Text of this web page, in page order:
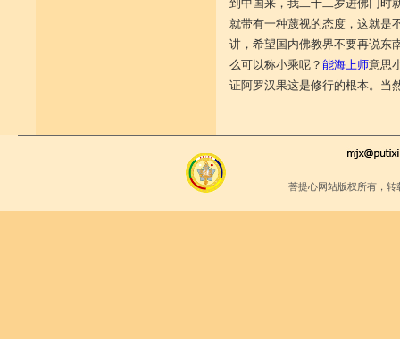
到中国来，我二十二岁进佛门时
就带有一种蔑视的态度，这就是
讲，希望国内佛教界不要再说东
么可以称小乘呢？ 能海上师意思
证阿罗汉果这是修行的根本。当
菩提心网站版权所有，